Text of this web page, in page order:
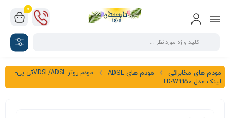
0
مودم های مخابراتی مودم های ADSL
مودم روتر VDSL/ADSLتی پی-
لینک مدل TD-W9950